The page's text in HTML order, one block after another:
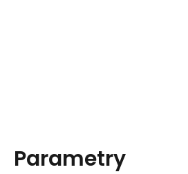
Parametry